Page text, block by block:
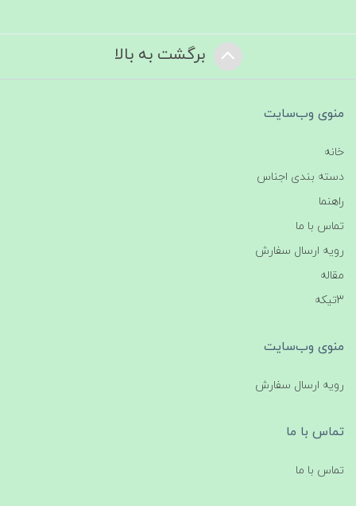
برگشت به بالا
منوی وب‌سایت
خانه
دسته بندی اجناس
راهنما
تماس با ما
رویه ارسال سفارش
مقاله
3تیکه
منوی وب‌سایت
رویه ارسال سفارش
تماس با ما
تماس با ما